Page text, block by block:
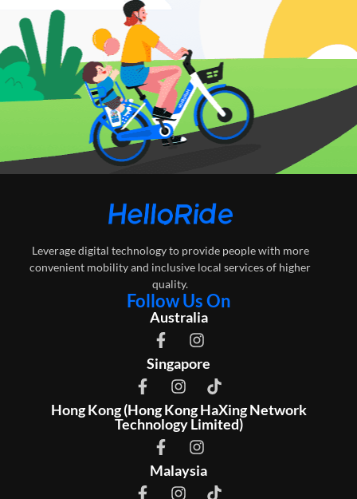
Leverage digital technology to provide people with more
convenient mobility and inclusive local services of higher
quality.
Follow Us On
Australia
Singapore
Hong Kong (Hong Kong HaXing Network
Technology Limited)
Malaysia